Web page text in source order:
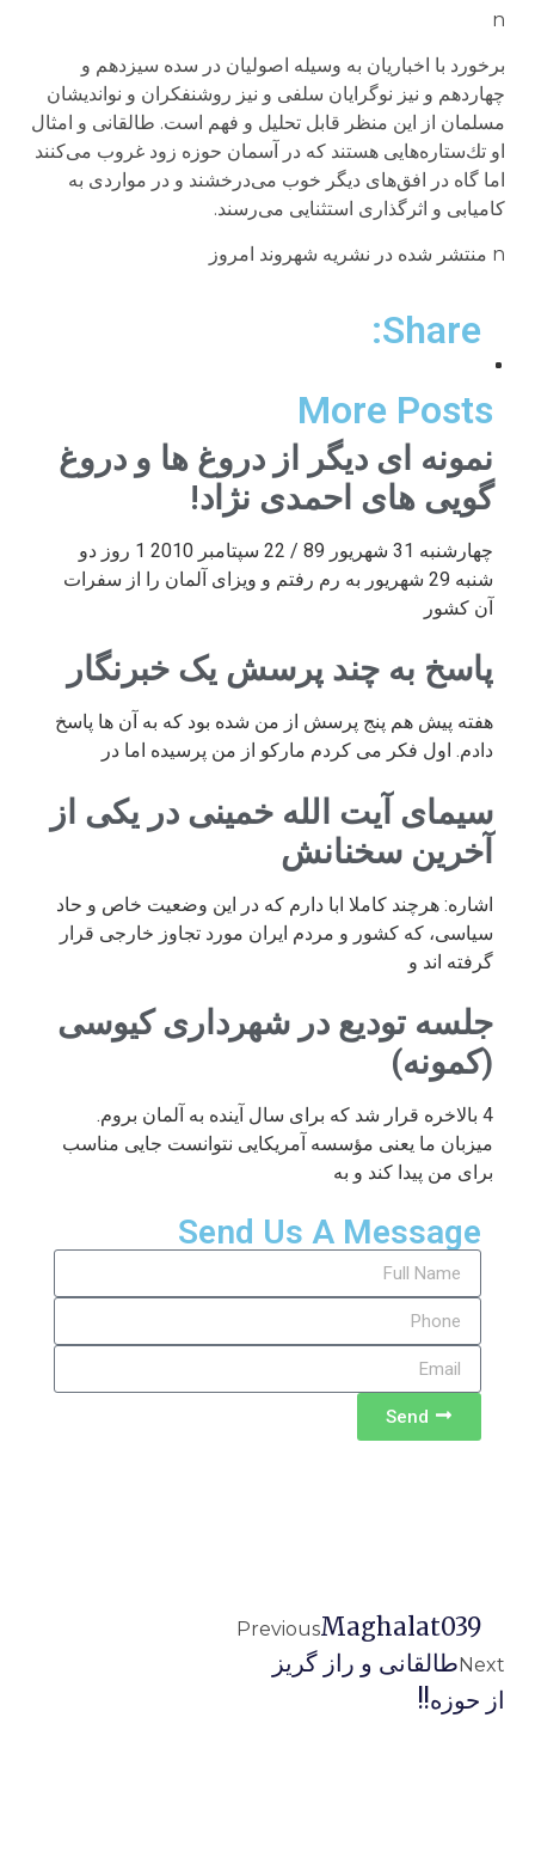
n
برخورد با اخباریان به وسیله اصولیان در سده سیزدهم و
چهاردهم و نیز نوگرایان سلفی و نیز روشنفكران و نواندیشان
مسلمان از این منظر قابل تحلیل و فهم است. طالقانی و امثال
او تك‌ستاره‌هایی هستند كه در آسمان حوزه زود غروب می‌كنند
اما گاه در افق‌های دیگر خوب می‌درخشند و در مواردی به
كامیابی و اثرگذاری استثنایی می‌رسند.
n منتشر شده در نشریه شهروند امروز
Share:
More Posts
نمونه ای دیگر از دروغ ها و دروغ
گویی های احمدی نژاد!
چهارشنبه 31 شهریور 89 / 22 سپتامبر 2010 1 روز دو
شنبه 29 شهریور به رم رفتم و ویزای آلمان را از سفرات
آن کشور
پاسخ به چند پرسش یک خبرنگار
هفته پیش هم پنج پرسش از من شده بود که به آن ها پاسخ
دادم. اول فکر می کردم مارکو از من پرسیده اما در
سیمای آیت الله خمینی در یکی از
آخرین سخنانش
اشاره: هرچند کاملا ابا دارم که در این وضعیت خاص و حاد
سیاسی، که کشور و مردم ایران مورد تجاوز خارجی قرار
گرفته اند و
جلسه تودیع در شهرداری کیوسی
(کمونه)
4 بالاخره قرار شد که برای سال آینده به آلمان بروم.
میزبان ما یعنی مؤسسه آمریکایی نتوانست جایی مناسب
برای من پیدا کند و به
Send Us A Message
Send
PreviousMaghalat039
Next طالقانى و راز گریز
از حوزه!!